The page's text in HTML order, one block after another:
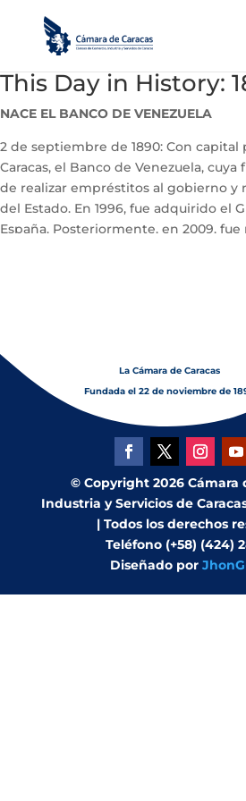
This Day in History:
NACE EL BANCO DE VENEZUELA
2 de septiembre de 1890: Con capital
Caracas, el Banco de Venezuela,
de realizar empréstitos al gobierno y
del Estado. En 1996, fue adquirido el
España. Posteriormente, en 2009,
La Cámara de Caracas
Fundada el 22 de noviembre de
© Copyright 2026 Cámara
Industria y Servicios de Caracas
| Todos los derechos
Teléfono (+58) (424)
Diseñado por